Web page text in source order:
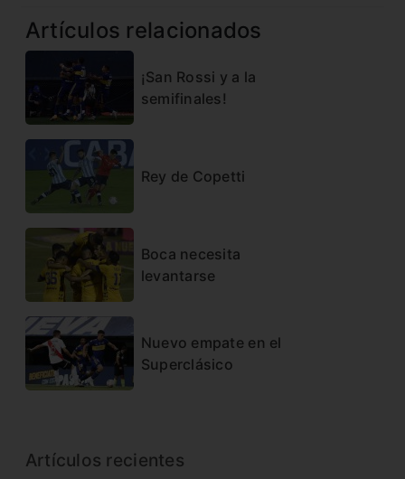
Artículos relacionados
¡San Rossi y a la
semifinales!
Rey de Copetti
Boca necesita
levantarse
Nuevo empate en el
Superclásico
Artículos recientes